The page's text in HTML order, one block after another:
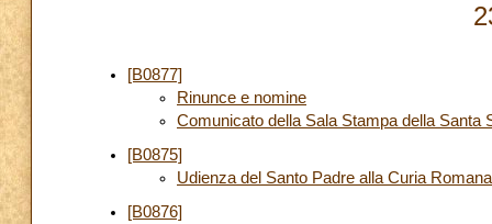
[B0877]
Rinunce e nomine
Comunicato della Sala Stampa della Santa
[B0875]
Udienza del Santo Padre alla Curia
[B0876]